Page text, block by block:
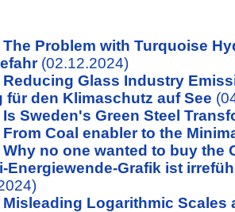
The Problem with Turquoise
(02.12.2024)
Reducing Glass Industry
für den Klimaschutz auf See
Is Sweden's Green Steel
From Coal enabler to the
Why no one wanted to buy the
Energiewende-Grafik ist
Misleading Logarithmic Scales